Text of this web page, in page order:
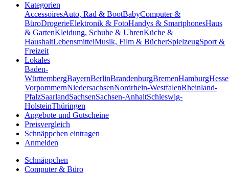
Kategorien
AccessoiresAuto, Rad & BootBabyComputer &
BüroDrogerieElektronik & FotoHandys & SmartphonesHaus
& GartenKleidung, Schuhe & UhrenKüche &
HaushaltLebensmittelMusik, Film & BücherSpielzeugSport &
Freizeit
Lokales
Baden-
WürttembergBayernBerlinBrandenburgBremenHamburg
VorpommernNiedersachsenNordrhein-WestfalenRheinland-
PfalzSaarlandSachsenSachsen-AnhaltSchleswig-
HolsteinThüringen
Angebote und Gutscheine
Preisvergleich
Schnäppchen eintragen
Anmelden
Schnäppchen
Computer & Büro